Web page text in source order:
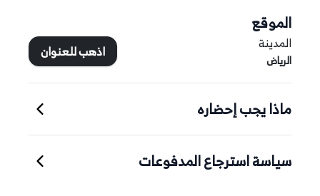
الموقع
المدينة
الرياض اذهب للعنوان
ماذا يجب إحضاره
سياسة استرجاع المدفوعات